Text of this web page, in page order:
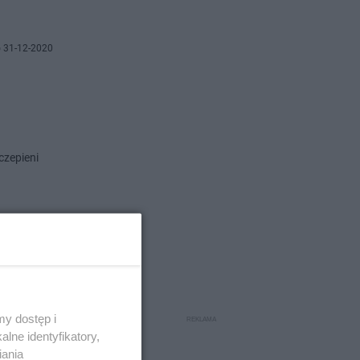
31-12-2020
dostęp i
identyfikatory,